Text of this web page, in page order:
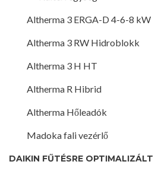
Altherma 3 ERGA-D 4-6-8 kW
Altherma 3 RW Hidroblokk
Altherma 3 H HT
Altherma R Hibrid
Altherma Hőleadók
Madoka fali vezérlő
DAIKIN FŰTÉSRE